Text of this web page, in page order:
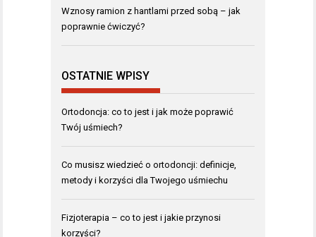
Wznosy ramion z hantlami przed sobą – jak
poprawnie ćwiczyć?
OSTATNIE WPISY
Ortodoncja: co to jest i jak może poprawić
Twój uśmiech?
Co musisz wiedzieć o ortodoncji: definicje,
metody i korzyści dla Twojego uśmiechu
Fizjoterapia – co to jest i jakie przynosi
korzyści?